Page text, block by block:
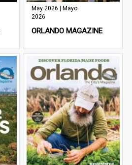
May 2026 | Mayo
2026
ORLANDO MAGAZINE